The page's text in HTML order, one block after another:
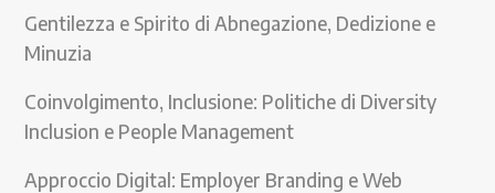
Gentilezza e Spirito di Abnegazione, Dedizione e
Minuzia
Coinvolgimento, Inclusione: Politiche di Diversity
Inclusion e People Management
Approccio Digital: Employer Branding e Web